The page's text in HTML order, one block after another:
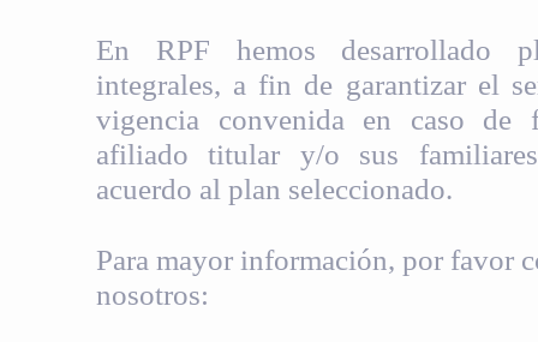
En RPF hemos desarrollado
integrales, a fin de garantizar el
vigencia convenida en caso de
afiliado titular y/o sus
acuerdo al plan seleccionado.
Para mayor información, por favor
nosotros: